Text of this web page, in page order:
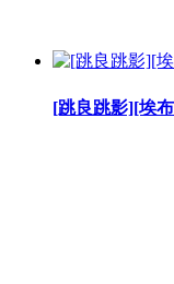
[跳良跳影][埃